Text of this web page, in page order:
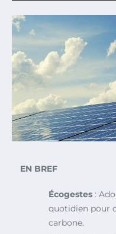
EN BREF
Écogestes :
quotidien pour
carbone.